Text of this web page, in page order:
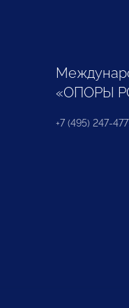
«ОПОРЫ
+7 (495) 247-